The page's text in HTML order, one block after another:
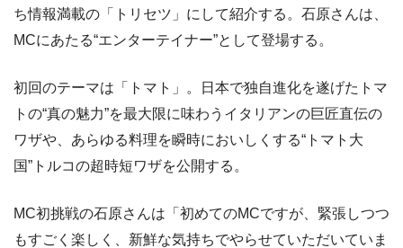
ち情報満載の「トリセツ」にして紹介する。石原さんは、
MCにあたる“エンターテイナー”として登場する。
初回のテーマは「トマト」。日本で独自進化を遂げたトマ
トの“真の魅力”を最大限に味わうイタリアンの巨匠直伝の
ワザや、あらゆる料理を瞬時においしくする“トマト大
国”トルコの超時短ワザを公開する。
MC初挑戦の石原さんは「初めてのMCですが、緊張しつつ
もすごく楽しく、新鮮な気持ちでやらせていただいていま